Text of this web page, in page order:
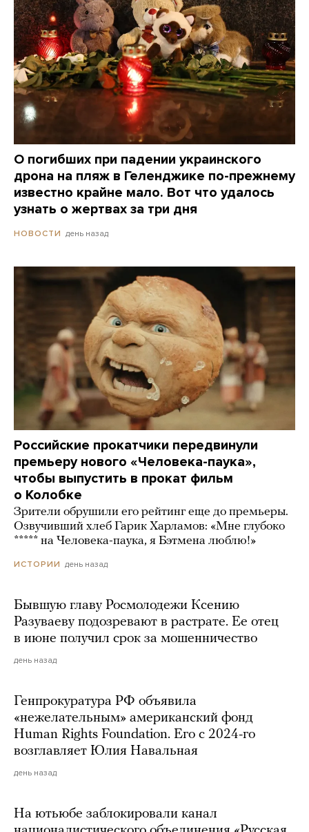
О погибших при падении украинского
дрона на пляж в Геленджике по-прежнему
известно крайне мало. Вот что удалось
узнать о жертвах за три дня
НОВОСТИ день назад
Российские прокатчики передвинули
премьеру нового «Человека-паука»,
чтобы выпустить в прокат фильм
о Колобке
Зрители обрушили его рейтинг еще до премьеры.
Озвучивший хлеб Гарик Харламов: «Мне глубоко
***** на Человека-паука, я Бэтмена люблю!»
ИСТОРИИ день назад
Бывшую главу Росмолодежи Ксению
Разуваеву подозревают в растрате. Ее отец
в июне получил срок за мошенничество
день назад
Генпрокуратура РФ объявила
«нежелательным» американский фонд
Human Rights Foundation. Его с 2024-го
возглавляет Юлия Навальная
день назад
На ютьюбе заблокировали канал